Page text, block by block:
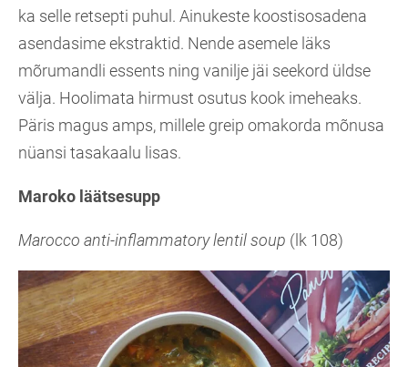
ka selle retsepti puhul. Ainukeste koostisosadena
asendasime ekstraktid. Nende asemele läks
mõrumandli essents ning vanilje jäi seekord üldse
välja. Hoolimata hirmust osutus kook imeheaks.
Päris magus amps, millele greip omakorda mõnusa
nüansi tasakaalu lisas.
Maroko läätsesupp
Marocco anti-inflammatory lentil soup (lk 108)